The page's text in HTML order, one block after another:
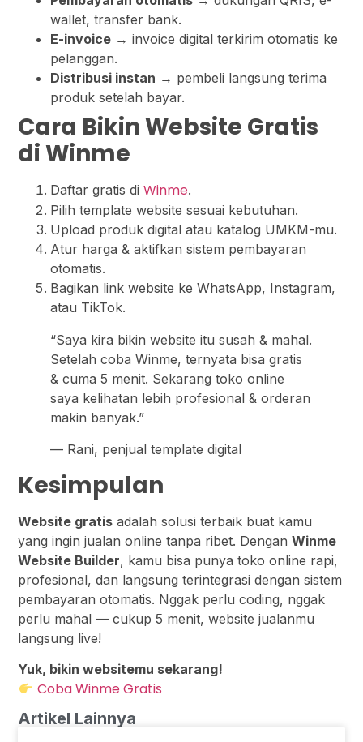
wallet, transfer bank.
E-invoice → invoice digital terkirim otomatis ke
pelanggan.
Distribusi instan → pembeli langsung terima
produk setelah bayar.
Cara Bikin Website Gratis
di Winme
Daftar gratis diWinme.
Pilih template website sesuai kebutuhan.
Upload produk digital atau katalog UMKM-mu.
Atur harga & aktifkan sistem pembayaran
otomatis.
Bagikan link website ke WhatsApp, Instagram,
atau TikTok.
“Saya kira bikin website itu susah & mahal.
Setelah coba Winme, ternyata bisa gratis
& cuma 5 menit. Sekarang toko online
saya kelihatan lebih profesional & orderan
makin banyak.”
— Rani, penjual template digital
Kesimpulan
Website gratis adalah solusi terbaik buat kamu
yang ingin jualan online tanpa ribet. DenganWinme
Website Builder, kamu bisa punya toko online rapi,
profesional, dan langsung terintegrasi dengan sistem
pembayaran otomatis. Nggak perlu coding, nggak
perlu mahal — cukup 5 menit, website jualanmu
langsung live!
Yuk, bikin websitemu sekarang!
Coba Winme Gratis
Artikel Lainnya